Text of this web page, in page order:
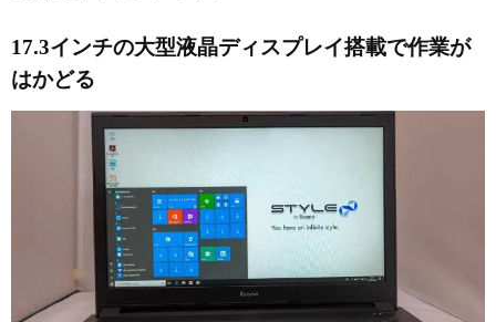
17.3インチの大型液晶ディスプレイ搭載で作業が
はかどる